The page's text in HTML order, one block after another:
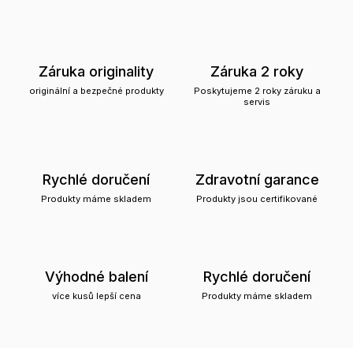
Záruka originality
originální a bezpečné produkty
Záruka 2 roky
Poskytujeme 2 roky záruku a
servis
Rychlé doručení
Produkty máme skladem
Zdravotní garance
Produkty jsou certifikované
Výhodné balení
více kusů lepší cena
Rychlé doručení
Produkty máme skladem